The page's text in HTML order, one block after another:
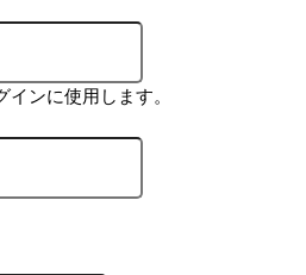
ンに使用します。